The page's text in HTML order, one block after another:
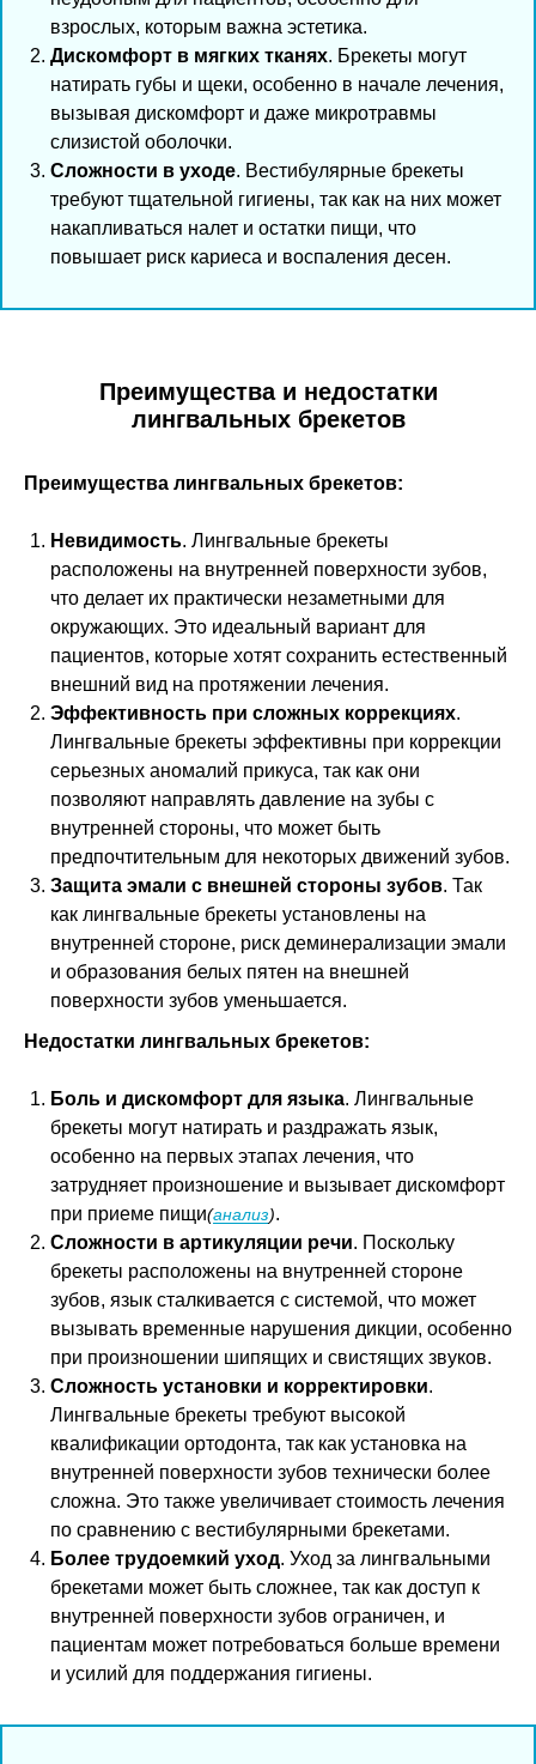
взрослых, которым важна эстетика.
Дискомфорт в мягких тканях. Брекеты могут
натирать губы и щеки, особенно в начале лечения,
вызывая дискомфорт и даже микротравмы
слизистой оболочки.
Сложности в уходе. Вестибулярные брекеты
требуют тщательной гигиены, так как на них может
накапливаться налет и остатки пищи, что
повышает риск кариеса и воспаления десен.
Преимущества и недостатки
лингвальных брекетов
Преимущества лингвальных брекетов:
Невидимость. Лингвальные брекеты
расположены на внутренней поверхности зубов,
что делает их практически незаметными для
окружающих. Это идеальный вариант для
пациентов, которые хотят сохранить естественный
внешний вид на протяжении лечения.
Эффективность при сложных коррекциях.
Лингвальные брекеты эффективны при коррекции
серьезных аномалий прикуса, так как они
позволяют направлять давление на зубы с
внутренней стороны, что может быть
предпочтительным для некоторых движений зубов.
Защита эмали с внешней стороны зубов. Так
как лингвальные брекеты установлены на
внутренней стороне, риск деминерализации эмали
и образования белых пятен на внешней
поверхности зубов уменьшается.
Недостатки лингвальных брекетов:
Боль и дискомфорт для языка. Лингвальные
брекеты могут натирать и раздражать язык,
особенно на первых этапах лечения, что
затрудняет произношение и вызывает дискомфорт
при приеме пищи(анализ).
Сложности в артикуляции речи. Поскольку
брекеты расположены на внутренней стороне
зубов, язык сталкивается с системой, что может
вызывать временные нарушения дикции, особенно
при произношении шипящих и свистящих звуков.
Сложность установки и корректировки.
Лингвальные брекеты требуют высокой
квалификации ортодонта, так как установка на
внутренней поверхности зубов технически более
сложна. Это также увеличивает стоимость лечения
по сравнению с вестибулярными брекетами.
Более трудоемкий уход. Уход за лингвальными
брекетами может быть сложнее, так как доступ к
внутренней поверхности зубов ограничен, и
пациентам может потребоваться больше времени
и усилий для поддержания гигиены.